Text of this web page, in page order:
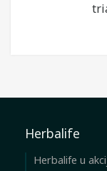
Herbalife
Herbalife u